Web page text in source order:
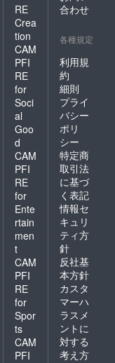
RE
Crea
tion
CAM
PFI
RE
for
Soci
al
Goo
d
CAM
PFI
RE
for
Ente
rtain
men
t
CAM
PFI
RE
for
Spor
ts
CAM
PFI
合わせ
各種規定
利用規
約
細則
プライ
バシー
ポリ
シー
特定商
取引法
に基づ
く表記
情報セ
キュリ
ティ方
針
反社基
本方針
カスタ
マーハ
ラスメ
ントに
対する
考え方